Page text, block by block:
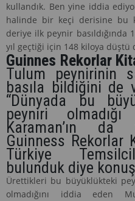
kullandık. Ben yine iddia
halinde bir keçi derisine bu
deriye ilk peynir
yıl geçtiği için 148 kiloya düştü
Guinnes Rekorlar
Tulum peynirinin
basıla bildiğini de
“Dünyada bu
peyniri
Karaman’ın da
Guinness Rekorlar
Türkiye
bulunduk diye
Ürettikleri bu büyüklükteki
olmadığını iddia eden